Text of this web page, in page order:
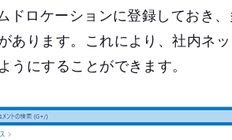
ドロケーションに登録しておき
あります。これにより、社内ネ
うにすることができます。